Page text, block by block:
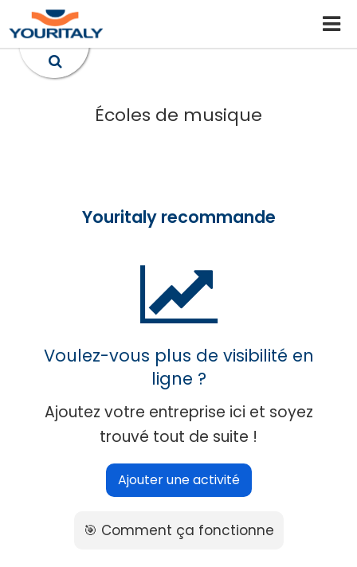
Écoles de musique
Youritaly recommande
Voulez-vous plus de visibilité en
ligne ?
Ajoutez votre entreprise ici et soyez
trouvé tout de suite !
Ajouter une activité
🎯 Comment ça fonctionne